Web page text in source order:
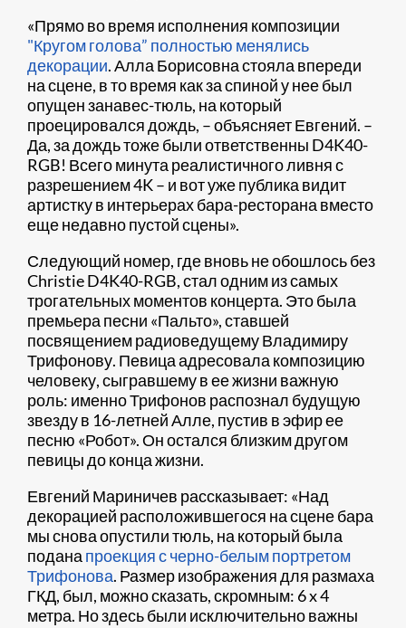
«Прямо во время исполнения композиции
"Кругом голова” полностью менялись
декорации. Алла Борисовна стояла впереди
на сцене, в то время как за спиной у нее был
опущен занавес-тюль, на который
проецировался дождь, – объясняет Евгений. –
Да, за дождь тоже были ответственны D4K40-
RGB! Всего минута реалистичного ливня с
разрешением 4K – и вот уже публика видит
артистку в интерьерах бара-ресторана вместо
еще недавно пустой сцены».
Следующий номер, где вновь не обошлось без
Christie D4K40-RGB, стал одним из самых
трогательных моментов концерта. Это была
премьера песни «Пальто», ставшей
посвящением радиоведущему Владимиру
Трифонову. Певица адресовала композицию
человеку, сыгравшему в ее жизни важную
роль: именно Трифонов распознал будущую
звезду в 16-летней Алле, пустив в эфир ее
песню «Робот». Он остался близким другом
певицы до конца жизни.
Евгений Мариничев рассказывает: «Над
декорацией расположившегося на сцене бара
мы снова опустили тюль, на который была
поданапроекция с черно-белым портретом
Трифонова​. Размер изображения для размаха
ГКД, был, можно сказать, скромным: 6 x 4
метра. Но здесь были исключительно важны